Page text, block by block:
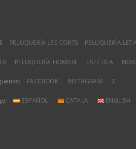
PELUQUERÍA LES CORTS PELUQUERÍA
PELUQUERÍA HOMBRE ESTÉTICA
FACEBOOK INSTAGRAM X
ESPAÑOL CATALÀ ENGLISH